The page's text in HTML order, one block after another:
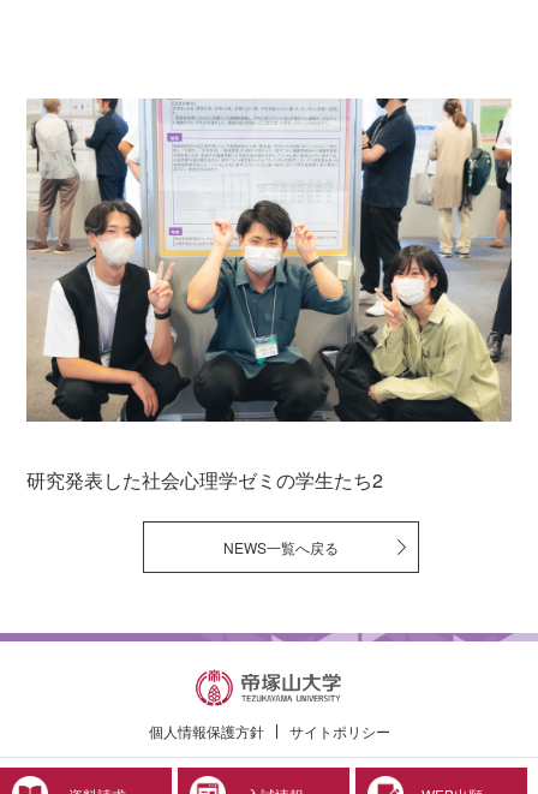
研究発表した社会心理学ゼミの学生たち2
NEWS一覧へ戻る
個人情報保護方針 サイトポリシー
© 2019 Tezukayama University